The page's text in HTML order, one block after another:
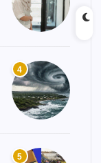
4
5